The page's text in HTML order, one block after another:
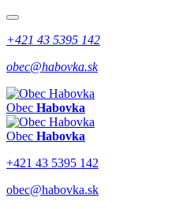
+421 43 5395 142
obec@habovka.sk
Obec Habovka
Obec Habovka
+421 43 5395 142
obec@habovka.sk